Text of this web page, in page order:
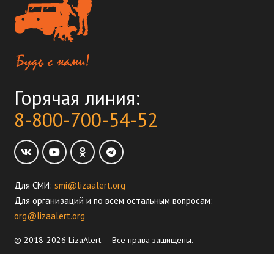
Горячая линия:
8-800-700-54-52
Для СМИ: smi@lizaalert.org
Для организаций и по всем остальным вопросам:
org@lizaalert.org
© 2018-2026 LizaAlert — Все права защищены.